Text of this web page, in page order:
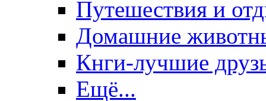
Путешествия и
Домашние
Кнги-лучшие
Ещё...